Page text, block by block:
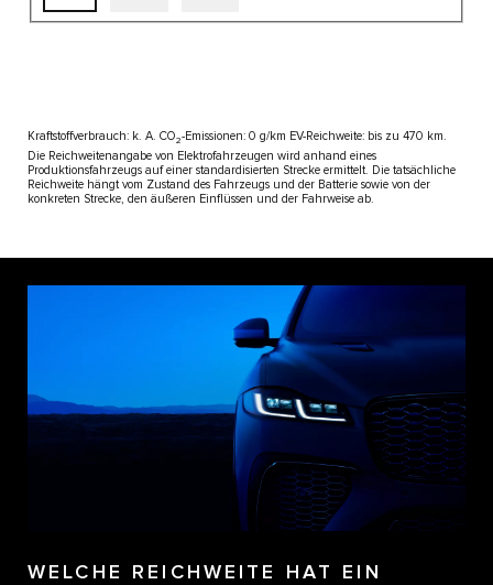
Kraftstoffverbrauch: k. A. CO2-Emissionen: 0 g/km EV-Reichweite: bis zu 470 km.
Die Reichweitenangabe von Elektrofahrzeugen wird anhand eines
Produktionsfahrzeugs auf einer standardisierten Strecke ermittelt. Die tatsächliche
Reichweite hängt vom Zustand des Fahrzeugs und der Batterie sowie von der
konkreten Strecke, den äußeren Einflüssen und der Fahrweise ab.
WELCHE REICHWEITE HAT EIN